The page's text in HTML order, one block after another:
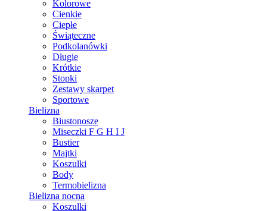
Kolorowe
Cienkie
Ciepłe
Świąteczne
Podkolanówki
Długie
Krótkie
Stopki
Zestawy skarpet
Sportowe
Bielizna
Biustonosze
Miseczki F G H I J
Bustier
Majtki
Koszulki
Body
Termobielizna
Bielizna nocna
Koszulki